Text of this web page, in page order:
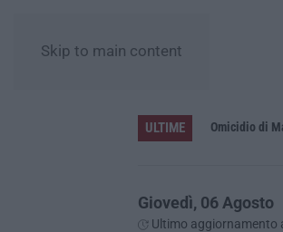
Skip to main content
ULTIME
L’estate di sangue sulle strade vibonesi, le vite spezzate di Carmelo e Andrea e una provincia sotto shock Omicidio di
Giovedì, 06 Agosto
Ultimo aggiornamento